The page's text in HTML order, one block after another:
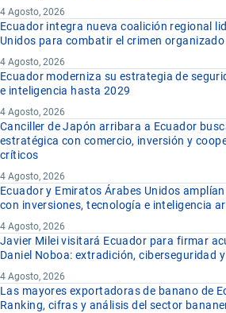
4 Agosto, 2026
Ecuador integra nueva coalición regional
Unidos para combatir el crimen
4 Agosto, 2026
Ecuador moderniza su estrategia de
e inteligencia hasta 2029
4 Agosto, 2026
Canciller de Japón arribara a Ecuador
estratégica con comercio, inversión y
críticos
4 Agosto, 2026
Ecuador y Emiratos Árabes Unidos
con inversiones, tecnología e inteligencia
4 Agosto, 2026
Javier Milei visitará Ecuador para firmar
Daniel Noboa: extradición, ciberseguridad
4 Agosto, 2026
Las mayores exportadoras de banano de
Ranking, cifras y análisis del sector